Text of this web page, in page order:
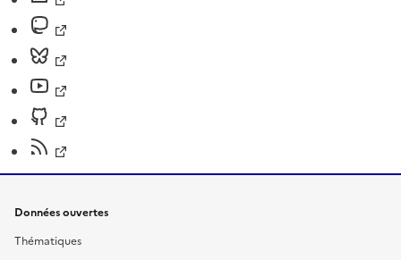
Données ouvertes
Thématiques